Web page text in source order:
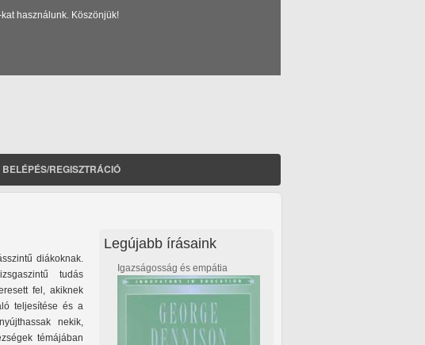
használunk. Köszönjük!
BELÉPÉS/REGISZTRÁCIÓ
diákoknak.
tudás
fel, akiknek
teljesítése és a
nekik,
témájában
Legújabb írásaink
Igazságosság és empátia